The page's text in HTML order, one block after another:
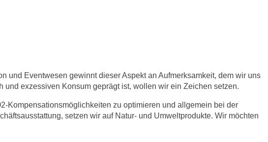
und Eventwesen gewinnt dieser Aspekt an Aufmerksamkeit, dem wir uns
exzessiven Konsum geprägt ist, wollen wir ein Zeichen setzen.
Kompensationsmöglichkeiten zu optimieren und allgemein bei der
setzen wir auf Natur- und Umweltprodukte. Wir möchten